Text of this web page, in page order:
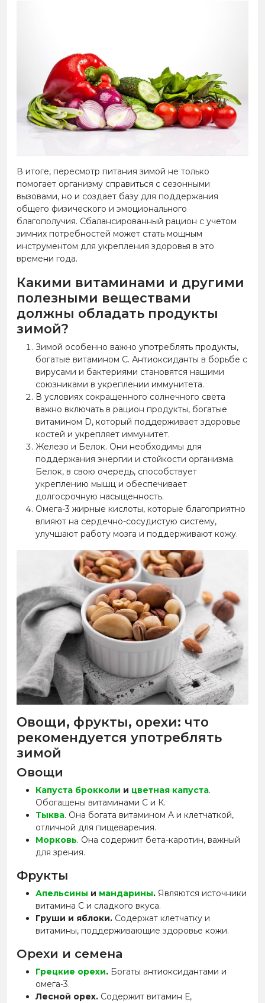
В итоге, пересмотр питания зимой не только
помогает организму справиться с сезонными
вызовами, но и создает базу для поддержания
общего физического и эмоционального
благополучия. Сбалансированный рацион с учетом
зимних потребностей может стать мощным
инструментом для укрепления здоровья в это
времени года.
Какими витаминами и другими
полезными веществами
должны обладать продукты
зимой?
Зимой особенно важно употреблять продукты,
богатые витамином C. Антиоксиданты в борьбе с
вирусами и бактериями становятся нашими
союзниками в укреплении иммунитета.
В условиях сокращенного солнечного света
важно включать в рацион продукты, богатые
витамином D, который поддерживает здоровье
костей и укрепляет иммунитет.
Железо и Белок. Они необходимы для
поддержания энергии и стойкости организма.
Белок, в свою очередь, способствует
укреплению мышц и обеспечивает
долгосрочную насыщенность.
Омега-3 жирные кислоты, которые благоприятно
влияют на сердечно-сосудистую систему,
улучшают работу мозга и поддерживают кожу.
Овощи, фрукты, орехи: что
рекомендуется употреблять
зимой
Овощи
Капуста брокколи и цветная капуста.
Обогащены витаминами C и К.
Тыква. Она богата витамином A и клетчаткой,
отличной для пищеварения.
Морковь. Она содержит бета-каротин, важный
для зрения.
Фрукты
Апельсины и мандарины. Являются источники
витамина C и сладкого вкуса.
Груши и яблоки. Содержат клетчатку и
витамины, поддерживающие здоровье кожи.
Орехи и семена
Грецкие орехи. Богаты антиоксидантами и
омега-3.
Лесной орех. Содержит витамин Е,